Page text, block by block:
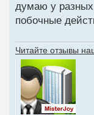
думаю у разных
побочные
Читайте отзывы